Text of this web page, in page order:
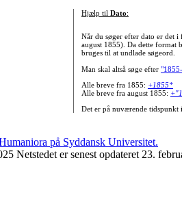
Hjælp til Dato:
Når du søger efter dato er det
august 1855). Da dette format
bruges til at undlade søgeord.
Man skal altså søge efter
Alle breve fra 1855: +1855*
Alle breve fra august 1855:
Det er på nuværende tidspunkt
Netstedet er senest opdateret 23.